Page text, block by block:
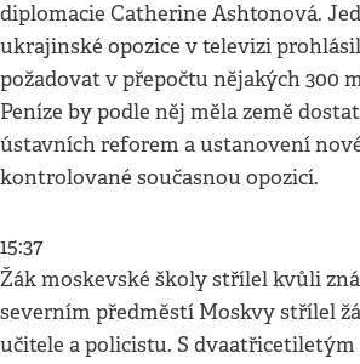
diplomacie Catherine Ashtonová.
ukrajinské opozice v televizi
požadovat v přepočtu nějakých 300
Peníze by podle něj měla země
ústavních reforem a ustanovení
kontrolované současnou opozicí.
15:37
Žák moskevské školy střílel kvůli
severním předměstí Moskvy střílel
učitele a policistu. S